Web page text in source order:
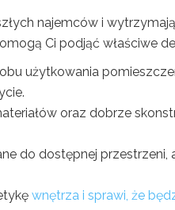
najemców i wytrzymają
Ci podjąć właściwe
użytkowania
oraz dobrze
do dostępnej przestrzeni,
wnętrza i sprawi, że